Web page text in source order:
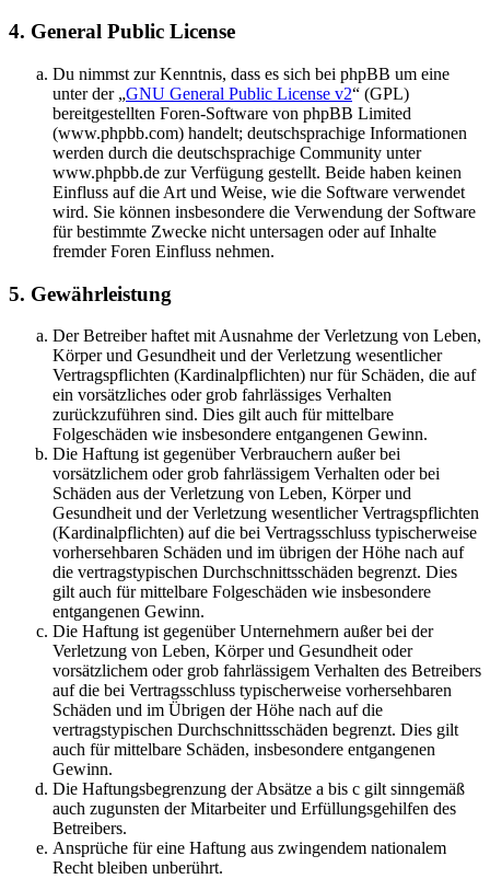
4. General Public License
Du nimmst zur Kenntnis, dass es sich bei phpBB um eine
unter der „GNU General Public License v2“ (GPL)
bereitgestellten Foren-Software von phpBB Limited
(www.phpbb.com) handelt; deutschsprachige Informationen
werden durch die deutschsprachige Community unter
www.phpbb.de zur Verfügung gestellt. Beide haben keinen
Einfluss auf die Art und Weise, wie die Software verwendet
wird. Sie können insbesondere die Verwendung der Software
für bestimmte Zwecke nicht untersagen oder auf Inhalte
fremder Foren Einfluss nehmen.
5. Gewährleistung
Der Betreiber haftet mit Ausnahme der Verletzung von Leben,
Körper und Gesundheit und der Verletzung wesentlicher
Vertragspflichten (Kardinalpflichten) nur für Schäden, die auf
ein vorsätzliches oder grob fahrlässiges Verhalten
zurückzuführen sind. Dies gilt auch für mittelbare
Folgeschäden wie insbesondere entgangenen Gewinn.
Die Haftung ist gegenüber Verbrauchern außer bei
vorsätzlichem oder grob fahrlässigem Verhalten oder bei
Schäden aus der Verletzung von Leben, Körper und
Gesundheit und der Verletzung wesentlicher Vertragspflichten
(Kardinalpflichten) auf die bei Vertragsschluss typischerweise
vorhersehbaren Schäden und im übrigen der Höhe nach auf
die vertragstypischen Durchschnittsschäden begrenzt. Dies
gilt auch für mittelbare Folgeschäden wie insbesondere
entgangenen Gewinn.
Die Haftung ist gegenüber Unternehmern außer bei der
Verletzung von Leben, Körper und Gesundheit oder
vorsätzlichem oder grob fahrlässigem Verhalten des Betreibers
auf die bei Vertragsschluss typischerweise vorhersehbaren
Schäden und im Übrigen der Höhe nach auf die
vertragstypischen Durchschnittsschäden begrenzt. Dies gilt
auch für mittelbare Schäden, insbesondere entgangenen
Gewinn.
Die Haftungsbegrenzung der Absätze a bis c gilt sinngemäß
auch zugunsten der Mitarbeiter und Erfüllungsgehilfen des
Betreibers.
Ansprüche für eine Haftung aus zwingendem nationalem
Recht bleiben unberührt.